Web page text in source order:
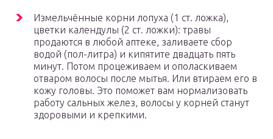
Измельчённые корни лопуха (1 ст. ложка),
цветки календулы (2 ст. ложки): травы
продаются в любой аптеке, заливаете сбор
водой (пол-литра) и кипятите двадцать пять
минут. Потом процеживаем и ополаскиваем
отваром волосы после мытья. Или втираем его в
кожу головы. Это поможет вам нормализовать
работу сальных желез, волосы у корней станут
здоровыми и крепкими.